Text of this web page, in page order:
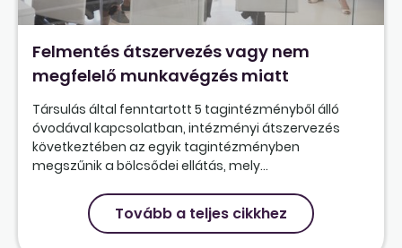
Felmentés átszervezés vagy nem
megfelelő munkavégzés miatt
Társulás által fenntartott 5 tagintézményből álló
óvodával kapcsolatban, intézményi átszervezés
következtében az egyik tagintézményben
megszűnik a bölcsődei ellátás, mely...
Tovább a teljes cikkhez